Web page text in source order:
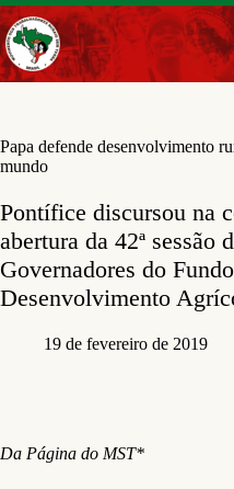
Pular
para
o
conteúdo
Papa defende desenvolvimento
mundo
Pontífice discursou na
abertura da 42ª sessão
Governadores do
Desenvolvimento
19 de fevereiro de 2019
Da Página do MST*